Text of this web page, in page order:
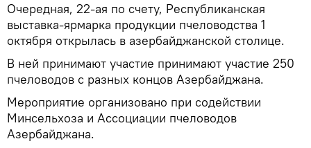
Очередная, 22-ая по счету, Республиканская
выставка-ярмарка продукции пчеловодства 1
октября открылась в азербайджанской столице.
В ней принимают участие принимают участие 250
пчеловодов с разных концов Азербайджана.
Мероприятие организовано при содействии
Минсельхоза и Ассоциации пчеловодов
Азербайджана.